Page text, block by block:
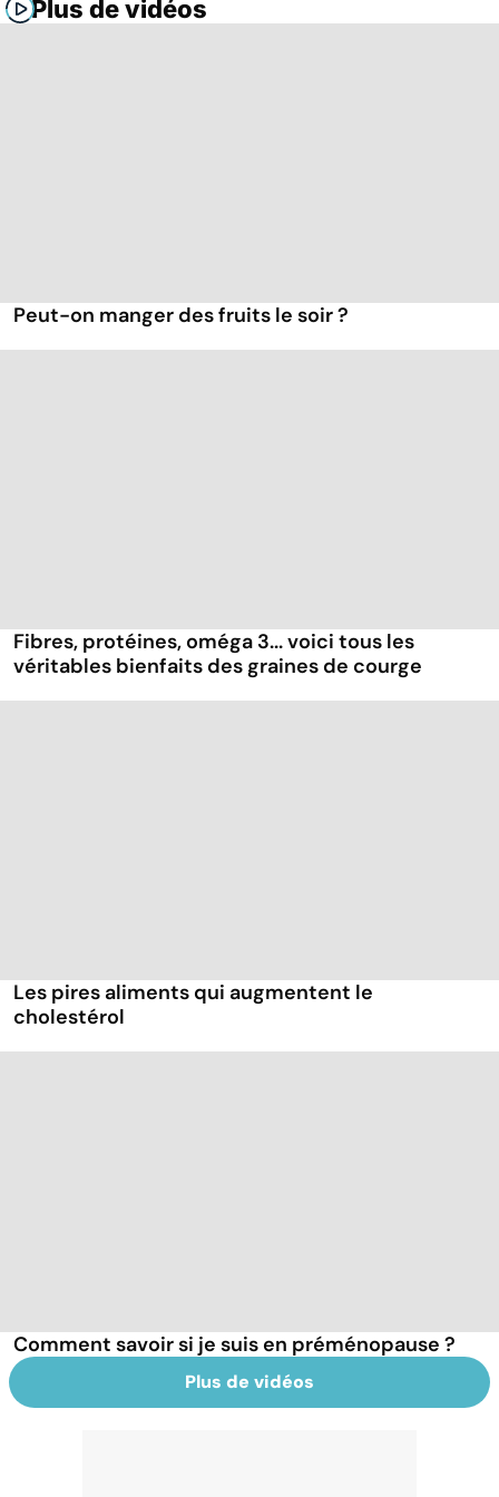
Plus de vidéos
Peut-on manger des fruits le soir ?
Fibres, protéines, oméga 3... voici tous les
véritables bienfaits des graines de courge
Les pires aliments qui augmentent le
cholestérol
Comment savoir si je suis en préménopause ?
Plus de vidéos